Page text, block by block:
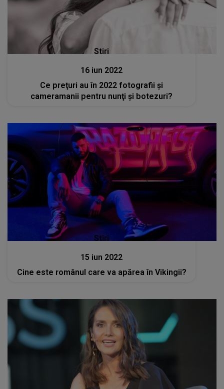
Stiri
16 iun 2022
Ce preţuri au în 2022 fotografii şi
cameramanii pentru nunţi şi botezuri?
Stiri
15 iun 2022
Cine este românul care va apărea în Vikingii?